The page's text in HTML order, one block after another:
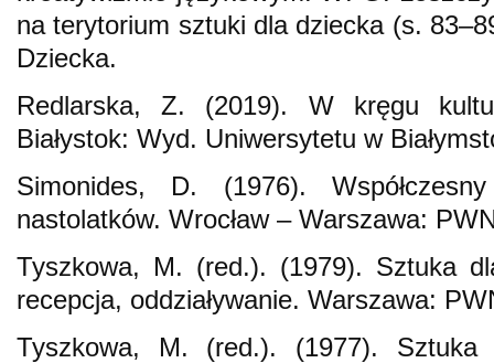
na terytorium sztuki dla dziecka (s.
Dziecka.
Redlarska, Z. (2019). W kręgu
Białystok: Wyd. Uniwersytetu w
Simonides, D. (1976).
nastolatków. Wrocław – Warszawa:
Tyszkowa, M. (red.). (1979). Sztuka
recepcja, oddziaływanie. Warszawa:
Tyszkowa, M. (red.). (1977). Sztuka